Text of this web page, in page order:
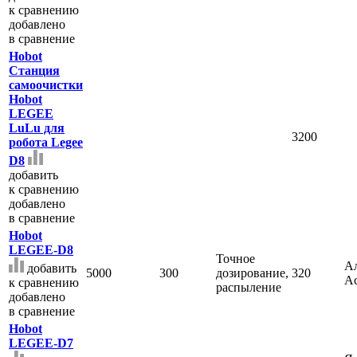
к сравнению
добавлено
в сравнение
Hobot
Станция
самоочистки
Hobot
LEGEE
LuLu для
робота Legee
D8
добавить
к сравнению
добавлено
в сравнение
3200
Hobot
LEGEE-D8
добавить
к сравнению
добавлено
в сравнение
5000 300
Точное
дозирование,
распыление
320
Hobot
LEGEE-D7